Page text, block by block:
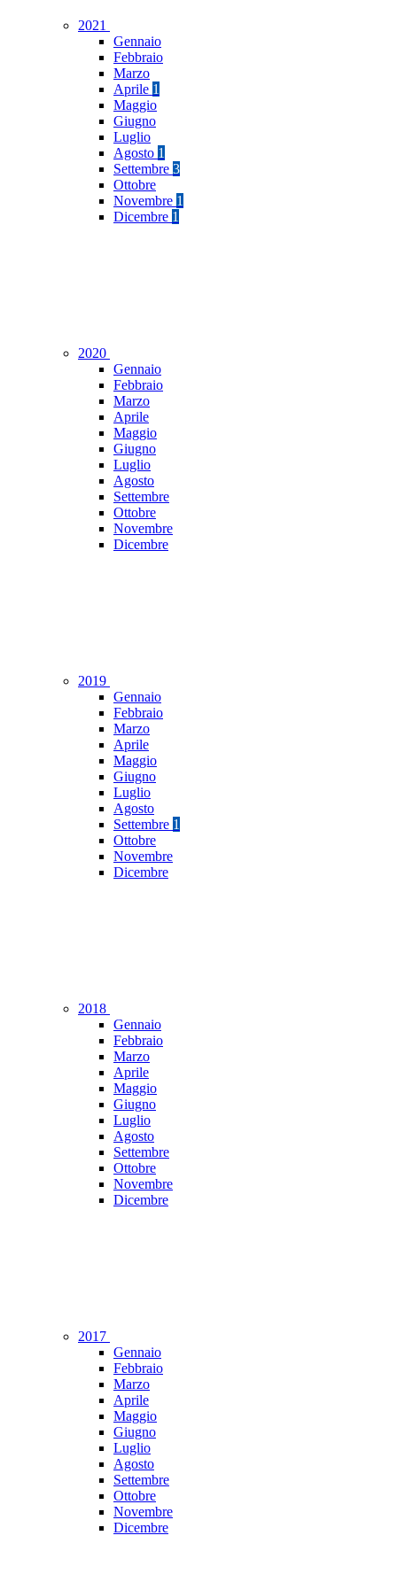
2021
Gennaio
Febbraio
Marzo
Aprile 1
Maggio
Giugno
Luglio
Agosto 1
Settembre 3
Ottobre
Novembre 1
Dicembre 1
2020
Gennaio
Febbraio
Marzo
Aprile
Maggio
Giugno
Luglio
Agosto
Settembre
Ottobre
Novembre
Dicembre
2019
Gennaio
Febbraio
Marzo
Aprile
Maggio
Giugno
Luglio
Agosto
Settembre 1
Ottobre
Novembre
Dicembre
2018
Gennaio
Febbraio
Marzo
Aprile
Maggio
Giugno
Luglio
Agosto
Settembre
Ottobre
Novembre
Dicembre
2017
Gennaio
Febbraio
Marzo
Aprile
Maggio
Giugno
Luglio
Agosto
Settembre
Ottobre
Novembre
Dicembre